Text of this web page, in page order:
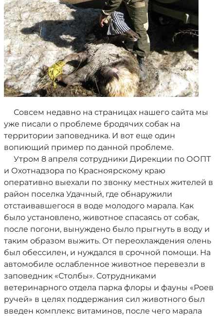
Совсем недавно на страницах нашего сайта мы
уже писали о проблеме бродячих собак на
территории заповедника. И вот еще один
вопиющий пример по данной проблеме.
Утром 8 апреля сотрудники Дирекции по ООПТ
и Охотнадзора по Красноярскому краю
оперативно выехали по звонку местных жителей в
район поселка Удачный, где обнаружили
отстаивавшегося в воде молодого марала. Как
было установлено, животное спасаясь от собак,
после погони, вынуждено было прыгнуть в воду и
таким образом выжить. От переохлаждения олень
был обессилен, и нуждался в срочной помощи. На
автомобиле ослабленное животное перевезли в
заповедник «Столбы». Сотрудниками
ветеринарного отдела парка флоры и фауны «Роев
ручей» в целях поддержания сил животного был
введен комплекс витаминов, после чего марала